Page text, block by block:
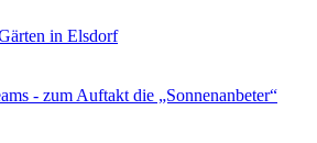
in Elsdorf
- zum Auftakt die „Sonnenanbeter“